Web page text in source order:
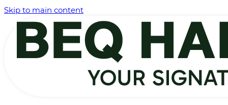
Skip to main content